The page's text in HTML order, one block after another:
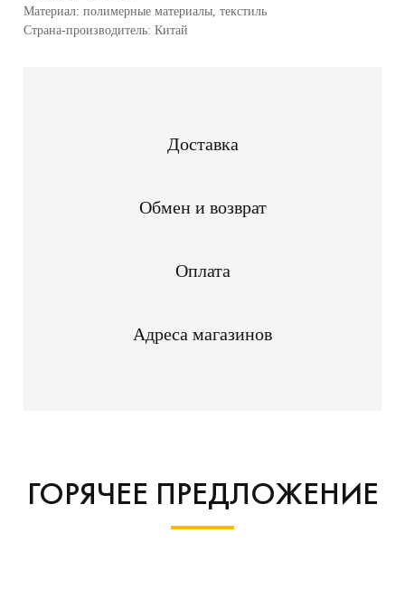
Материал: полимерные материалы, текстиль
Страна-производитель: Китай
Доставка
Обмен и возврат
Оплата
Адреса магазинов
ГОРЯЧЕЕ ПРЕДЛОЖЕНИЕ